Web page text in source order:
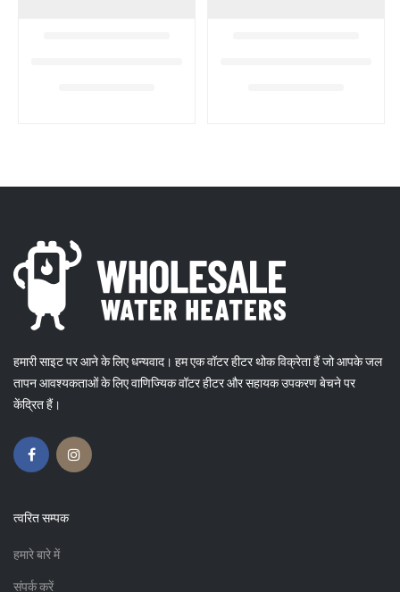
हमारी साइट पर आने के लिए धन्यवाद। हम एक वॉटर हीटर थोक विक्रेता हैं जो आपके जल
तापन आवश्यकताओं के लिए वाणिज्यिक वॉटर हीटर और सहायक उपकरण बेचने पर
केंद्रित हैं।
त्वरित सम्पक
हमारे बारे में
संपर्क करें